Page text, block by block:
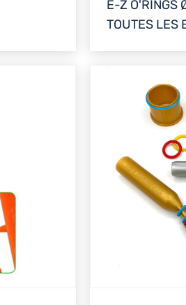
E-Z O'RINGS
TOUTES LES